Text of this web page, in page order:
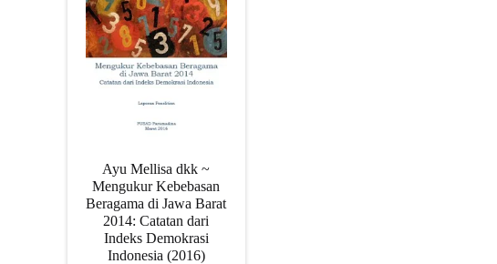
Ayu Mellisa dkk ~
Mengukur Kebebasan
Beragama di Jawa Barat
2014: Catatan dari
Indeks Demokrasi
Indonesia (2016)